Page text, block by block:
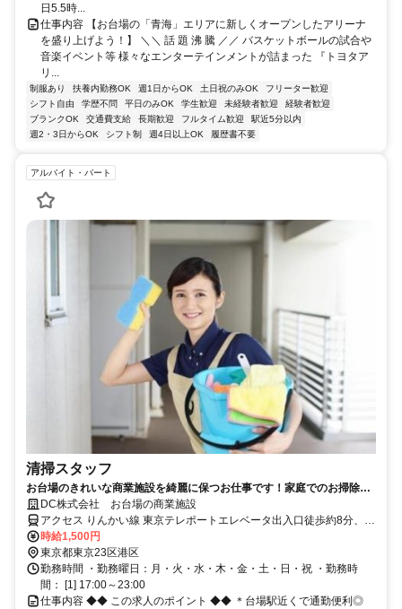
日5.5時...
仕事内容 【お台場の「青海」エリアに新しくオープンしたアリーナ
を盛り上げよう！】 ＼＼ 話 題 沸 騰 ／／ バスケットボールの試合や
音楽イベント等 様々なエンターテインメントが詰まった 『トヨタア
リ...
制服あり 扶養内勤務OK 週1日からOK 土日祝のみOK
フリーター歓迎
シフト自由
学歴不問 平日のみOK 学生歓迎 未経験者歓迎
経験者歓迎
ブランクOK
交通費支給 長期歓迎 フルタイム歓迎
駅近5分以内
週2・3日からOK
シフト制 週4日以上OK 履歴書不要
アルバイト・パート
清掃スタッフ
お台場のきれいな商業施設を綺麗に保つお仕事です！家庭でのお掃除ス
キルが活かせます！夕方から働きたい方大歓迎☆
DC株式会社 お台場の商業施設
アクセス りんかい線 東京テレポートエレベータ出入口徒歩約8分、ゆ
りかもめ 青海（東京都）1番口徒歩約12分、ゆりかもめ 台場2番口徒
歩約13分 台場駅（ゆりかもめ）徒歩5分、東京テレポート駅（東京臨
海高速鉄道りんかい線）徒歩10分
時給1,500円
東京都東京23区港区
勤務時間 ・勤務曜日：月・火・水・木・金・土・日・祝 ・勤務時
間： [1] 17:00～23:00
仕事内容 ◆◆ この求人のポイント ◆◆ ＊台場駅近くで通勤便利◎